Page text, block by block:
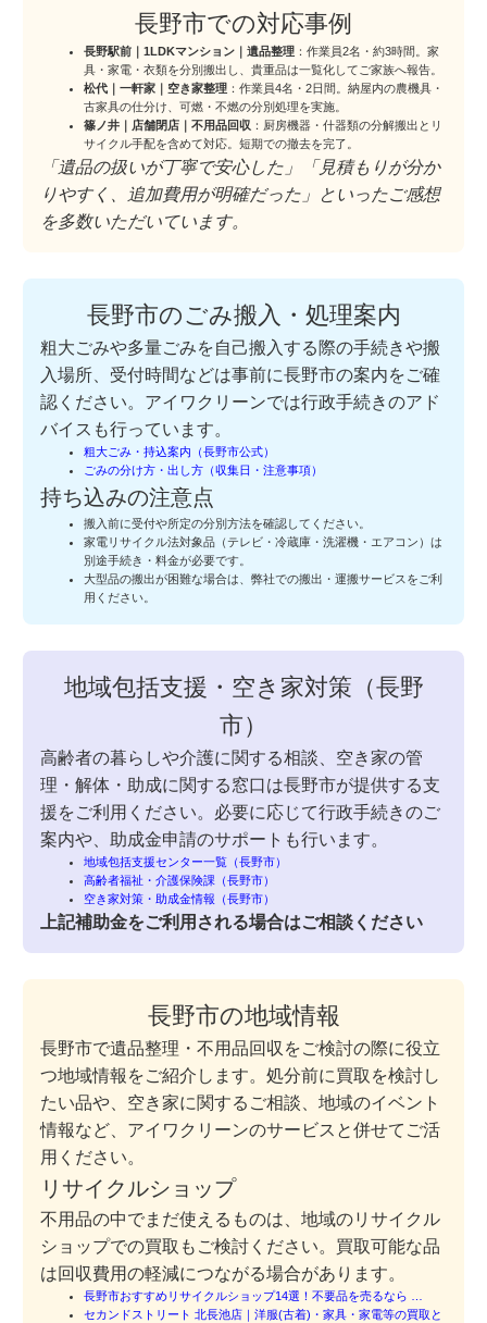
長野市での対応事例
長野駅前｜1LDKマンション｜遺品整理 ：作業員2名・約3時間。家
具・家電・衣類を分別搬出し、貴重品は一覧化してご家族へ報告。
松代｜一軒家｜空き家整理 ：作業員4名・2日間。納屋内の農機具・
古家具の仕分け、可燃・不燃の分別処理を実施。
篠ノ井｜店舗閉店｜不用品回収 ：厨房機器・什器類の分解搬出とリ
サイクル手配を含めて対応。短期での撤去を完了。
「遺品の扱いが丁寧で安心した」「見積もりが分か
りやすく、追加費用が明確だった」といったご感想
を多数いただいています。
長野市のごみ搬入・処理案内
粗大ごみや多量ごみを自己搬入する際の手続きや搬
入場所、受付時間などは事前に長野市の案内をご確
認ください。アイワクリーンでは行政手続きのアド
バイスも行っています。
粗大ごみ・持込案内（長野市公式）
ごみの分け方・出し方（収集日・注意事項）
持ち込みの注意点
搬入前に受付や所定の分別方法を確認してください。
家電リサイクル法対象品（テレビ・冷蔵庫・洗濯機・エアコン）は
別途手続き・料金が必要です。
大型品の搬出が困難な場合は、弊社での搬出・運搬サービスをご利
用ください。
地域包括支援・空き家対策（長野
市）
高齢者の暮らしや介護に関する相談、空き家の管
理・解体・助成に関する窓口は長野市が提供する支
援をご利用ください。必要に応じて行政手続きのご
案内や、助成金申請のサポートも行います。
地域包括支援センター一覧（長野市）
高齢者福祉・介護保険課（長野市）
空き家対策・助成金情報（長野市）
上記補助金をご利用される場合はご相談ください
長野市の地域情報
長野市で遺品整理・不用品回収をご検討の際に役立
つ地域情報をご紹介します。処分前に買取を検討し
たい品や、空き家に関するご相談、地域のイベント
情報など、アイワクリーンのサービスと併せてご活
用ください。
リサイクルショップ
不用品の中でまだ使えるものは、地域のリサイクル
ショップでの買取もご検討ください。買取可能な品
は回収費用の軽減につながる場合があります。
長野市おすすめリサイクルショップ14選！不要品を売るなら …
セカンドストリート 北長池店｜洋服(古着)・家具・家電等の買取と